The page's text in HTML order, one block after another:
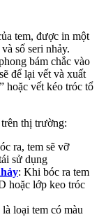
tem, được in một
số seri nhảy.
bám chắc vào
để lại vết và xuất
vết kéo tróc tổ
thị trường:
ra, tem sẽ vỡ
sử dụng
: Khi bóc ra tem
hoặc lớp keo tróc
loại tem có màu